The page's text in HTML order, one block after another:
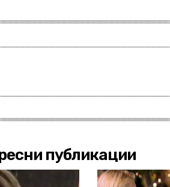
публикации